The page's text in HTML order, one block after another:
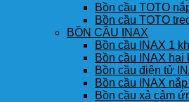
Bồn cầu TOTO
Bồn cầu TOTO
BỒN CẦU INAX
Bồn cầu INAX 1
Bồn cầu INAX hai
Bồn cầu điện tử
Bồn cầu INAX
Bồn cầu xả cảm